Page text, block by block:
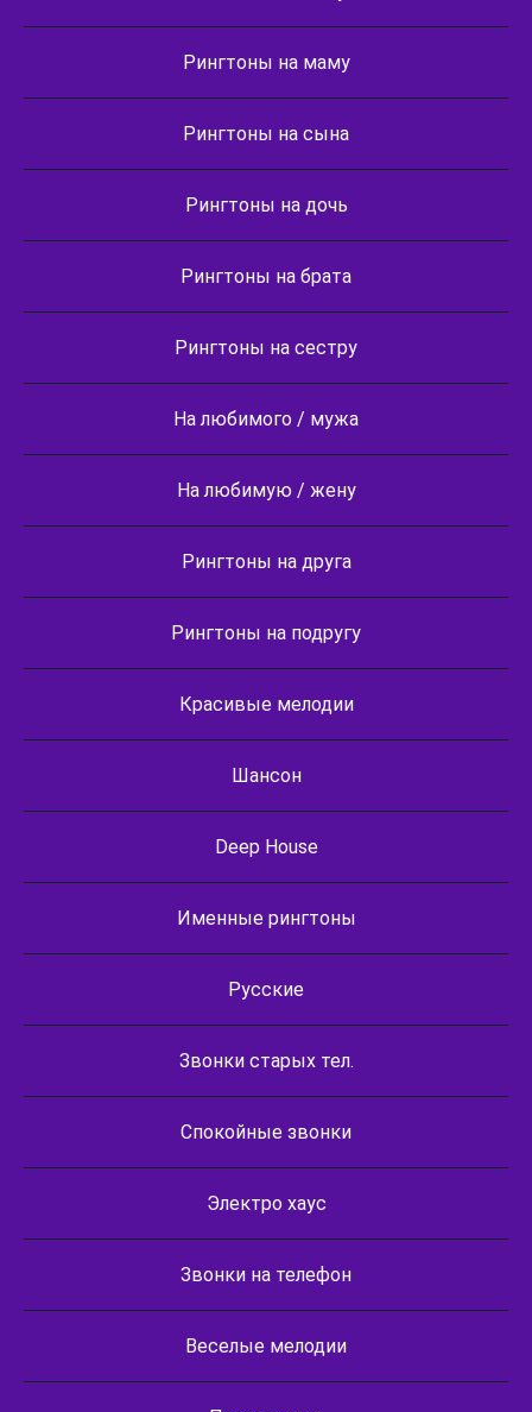
Рингтоны на маму
Рингтоны на сына
Рингтоны на дочь
Рингтоны на брата
Рингтоны на сестру
На любимого / мужа
На любимую / жену
Рингтоны на друга
Рингтоны на подругу
Красивые мелодии
Шансон
Deep House
Именные рингтоны
Русские
Звонки старых тел.
Спокойные звонки
Электро хаус
Звонки на телефон
Веселые мелодии